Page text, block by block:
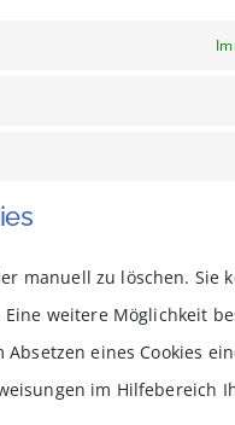
manuell zu löschen. Sie
weitere Möglichkeit
eines Cookies
im Hilfebereich